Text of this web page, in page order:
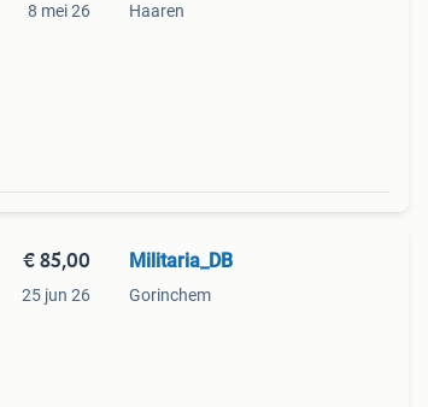
8 mei 26 Haaren
€ 85,00
25 jun 26
Militaria_DB
Gorinchem